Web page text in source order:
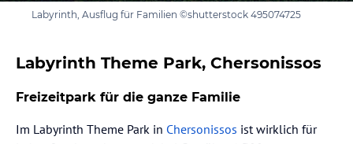
Labyrinth, Ausflug für Familien ©shutterstock 495074725
Labyrinth Theme Park, Chersonissos
Freizeitpark für die ganze Familie
Im Labyrinth Theme Park in Chersonissos ist wirklich für